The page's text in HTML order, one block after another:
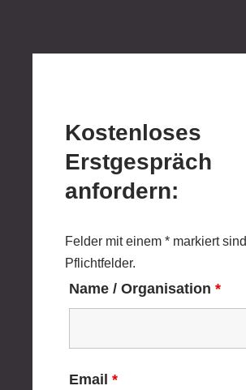
Kostenloses
Erstgespräch
anfordern:
Felder mit einem * markiert sind
Pflichtfelder.
Name / Organisation *
Email *